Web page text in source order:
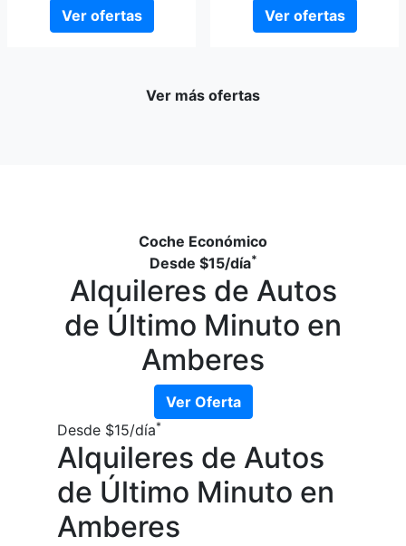
Ver ofertas Ver ofertas
Ver más ofertas
Coche Económico
Desde $15/día*
Alquileres de Autos
de Último Minuto en
Amberes
Ver Oferta
Desde $15/día*
Alquileres de Autos
de Último Minuto en
Amberes